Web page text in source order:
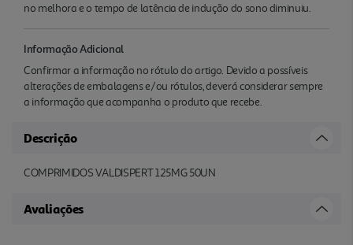
no melhora e o tempo de latência de indução do sono diminuiu.
Informação Adicional
Confirmar a informação no rótulo do artigo. Devido a possíveis
alterações de embalagens e/ou rótulos, deverá considerar sempre
a informação que acompanha o produto que recebe.
Descrição
COMPRIMIDOS VALDISPERT 125MG 50UN
Avaliações